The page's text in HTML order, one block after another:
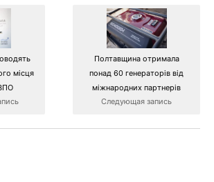
місця
Полтавщина отримала
понад 60 генераторів від
міжнародних партнерів
Следующая запись